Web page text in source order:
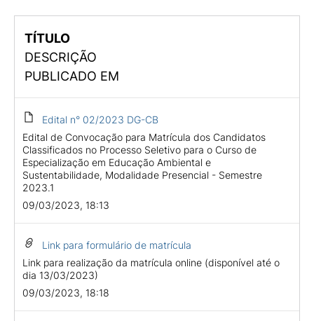
TÍTULO
DESCRIÇÃO
PUBLICADO EM
Edital n° 02/2023 DG-CB
Edital de Convocação para Matrícula dos Candidatos
Classificados no Processo Seletivo para o Curso de
Especialização em Educação Ambiental e
Sustentabilidade, Modalidade Presencial - Semestre
2023.1
09/03/2023, 18:13
Link para formulário de matrícula
Link para realização da matrícula online (disponível até o
dia 13/03/2023)
09/03/2023, 18:18